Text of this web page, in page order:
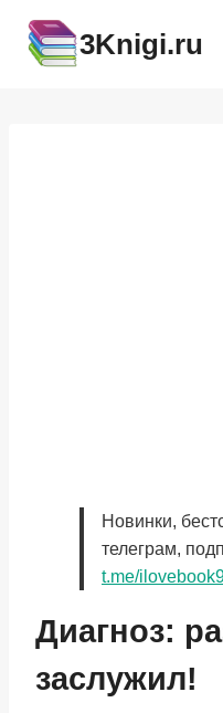
содержимому
3Knigi.ru
Новинки,
телеграм,
t.me/
Диагноз:
заслужил!